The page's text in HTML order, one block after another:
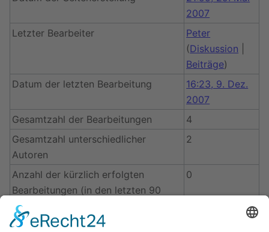
2007
Letzter Bearbeiter
Peter
(Diskussion
Beiträge)
Datum der letzten Bearbeitung
16:23, 9. Dez.
2007
Gesamtzahl der Bearbeitungen
4
Gesamtzahl unterschiedlicher
Autoren
2
Anzahl der kürzlich erfolgten
Bearbeitungen (in den letzten 90
Tagen)
0
Anzahl unterschiedlicher Autoren der